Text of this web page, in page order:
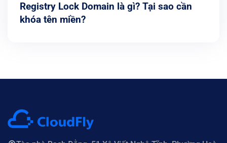
Registry Lock Domain là gì? Tại sao cần
khóa tên miền?